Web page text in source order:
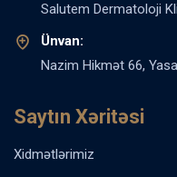
Salutem Dermatoloji
Ünvan:
Nazim Hikmət 66,
Saytın Xəritəsi
Xidmətlərimiz